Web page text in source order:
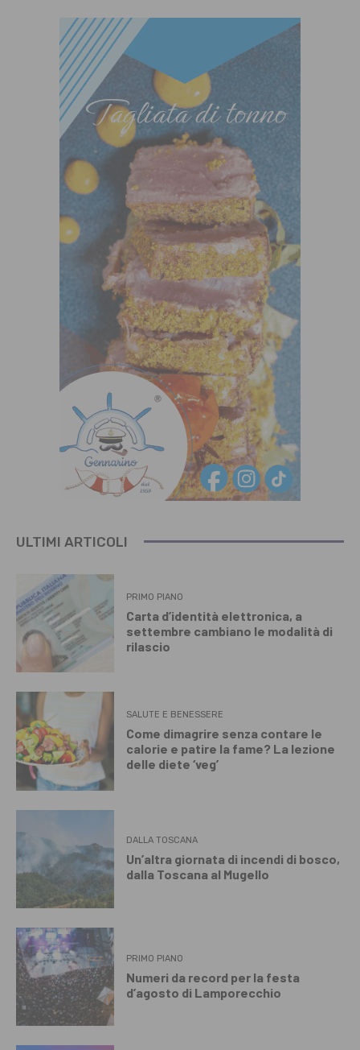
ULTIMI ARTICOLI
PRIMO PIANO
Carta d’identità elettronica, a
settembre cambiano le modalità di
rilascio
SALUTE E BENESSERE
Come dimagrire senza contare le
calorie e patire la fame? La lezione
delle diete ‘veg’
DALLA TOSCANA
Un’altra giornata di incendi di bosco,
dalla Toscana al Mugello
PRIMO PIANO
Numeri da record per la festa
d’agosto di Lamporecchio